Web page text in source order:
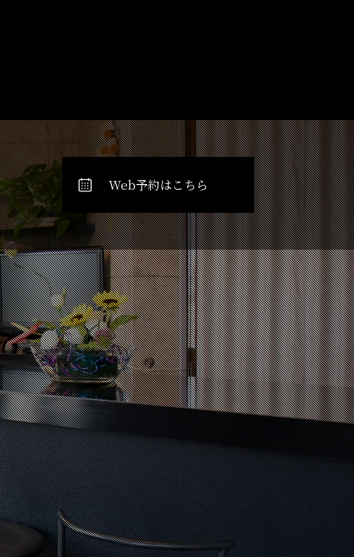
Web予約はこちら